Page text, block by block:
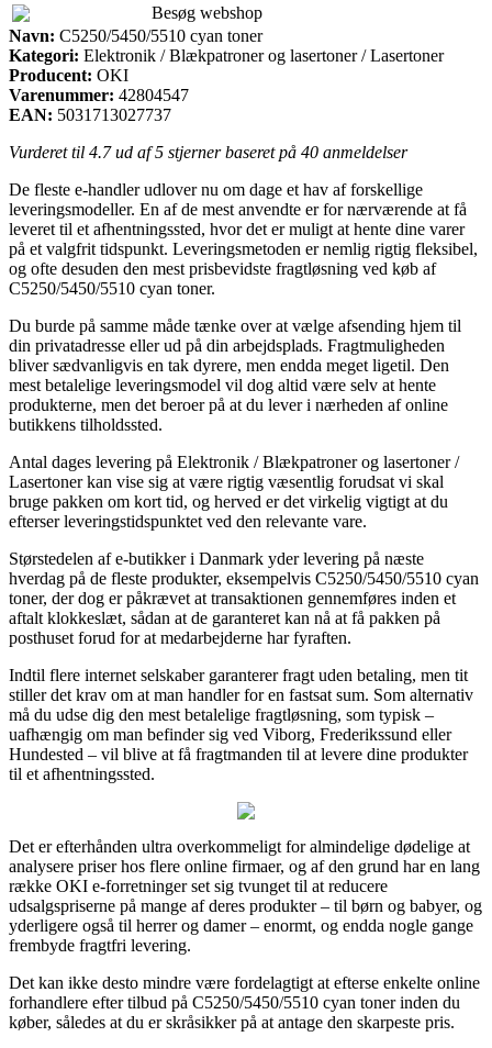
Besøg webshop
Navn: C5250/5450/5510 cyan toner
Kategori: Elektronik / Blækpatroner og lasertoner / Lasertoner
Producent: OKI
Varenummer: 42804547
EAN: 5031713027737
Vurderet til 4.7ud af 5 stjerner baseret på 40 anmeldelser
De fleste e-handler udlover nu om dage et hav af forskellige
leveringsmodeller. En af de mest anvendte er for nærværende at få
leveret til et afhentningssted, hvor det er muligt at hente dine varer
på et valgfrit tidspunkt. Leveringsmetoden er nemlig rigtig fleksibel,
og ofte desuden den mest prisbevidste fragtløsning ved køb af
C5250/5450/5510 cyan toner.
Du burde på samme måde tænke over at vælge afsending hjem til
din privatadresse eller ud på din arbejdsplads. Fragtmuligheden
bliver sædvanligvis en tak dyrere, men endda meget ligetil. Den
mest betalelige leveringsmodel vil dog altid være selv at hente
produkterne, men det beroer på at du lever i nærheden af online
butikkens tilholdssted.
Antal dages levering på Elektronik / Blækpatroner og lasertoner /
Lasertoner kan vise sig at være rigtig væsentlig forudsat vi skal
bruge pakken om kort tid, og herved er det virkelig vigtigt at du
efterser leveringstidspunktet ved den relevante vare.
Størstedelen af e-butikker i Danmark yder levering på næste
hverdag på de fleste produkter, eksempelvis C5250/5450/5510 cyan
toner, der dog er påkrævet at transaktionen gennemføres inden et
aftalt klokkeslæt, sådan at de garanteret kan nå at få pakken på
posthuset forud for at medarbejderne har fyraften.
Indtil flere internet selskaber garanterer fragt uden betaling, men tit
stiller det krav om at man handler for en fastsat sum. Som alternativ
må du udse dig den mest betalelige fragtløsning, som typisk –
uafhængig om man befinder sig ved Viborg, Frederikssund eller
Hundested – vil blive at få fragtmanden til at levere dine produkter
til et afhentningssted.
Det er efterhånden ultra overkommeligt for almindelige dødelige at
analysere priser hos flere online firmaer, og af den grund har en lang
række OKI e-forretninger set sig tvunget til at reducere
udsalgspriserne på mange af deres produkter – til børn og babyer, og
yderligere også til herrer og damer – enormt, og endda nogle gange
frembyde fragtfri levering.
Det kan ikke desto mindre være fordelagtigt at efterse enkelte online
forhandlere efter tilbud på C5250/5450/5510 cyan toner inden du
køber, således at du er skråsikker på at antage den skarpeste pris.